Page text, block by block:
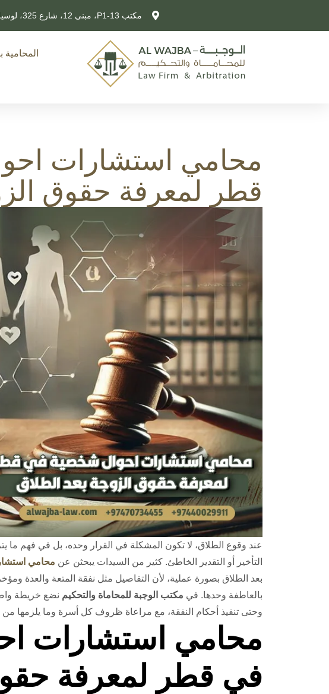
مكتب P1-13، مبنى 12، شارع 325، لوسيل، قطر
المحامية
محامي استشارات
قطر لمعرفة حقوق
عند وقوع الطلاق، لا تكون المشكلة في القرار وحده، بل في فهم
التأخير أو التقدير الخاطئ. كثير من السيدات يبحثن عن محامي
بعد الطلاق بصورة عملية، لأن التفاصيل مثل نفقة المتعة والعدة
بالعاطفة وحدها. في مكتب الوجبة للمحاماة والتحكيم نضع خريطة
وحتى تنفيذ أحكام النفقة، مع مراعاة ظروف كل أسرة وما يلزمها من
محامي استشارات
في قطر لمعرفة